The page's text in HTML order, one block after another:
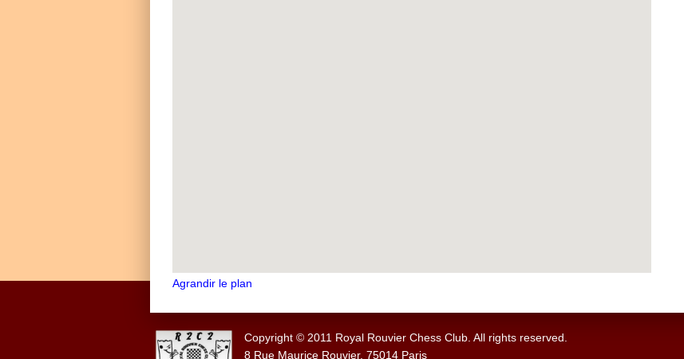
Agrandir le plan
Copyright © 2011 Royal Rouvier Chess Club. All rights reserved.
8 Rue Maurice Rouvier, 75014 Paris